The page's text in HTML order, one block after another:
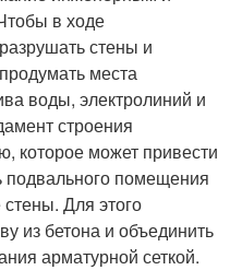
в ходе
стены и
места
воды, электролиний и
строения
которое может привести
подвального помещения
стены. Для этого
из бетона и объединить
арматурной сеткой.